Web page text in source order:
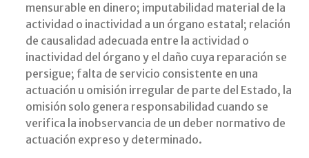
mensurable en dinero; imputabilidad material de la
actividad o inactividad a un órgano estatal; relación
de causalidad adecuada entre la actividad o
inactividad del órgano y el daño cuya reparación se
persigue; falta de servicio consistente en una
actuación u omisión irregular de parte del Estado, la
omisión solo genera responsabilidad cuando se
verifica la inobservancia de un deber normativo de
actuación expreso y determinado.